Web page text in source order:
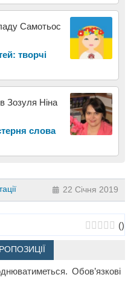
Cамотьос
творчі
Зозуля Ніна
слова
22 Січня 2019
()
Обов’язкові